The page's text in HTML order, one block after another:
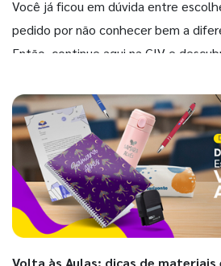
Você já ficou em dúvida entre
pedido por não conhecer bem a
Então, continue aqui na GIV e
Volta às Aulas: dicas de materiais